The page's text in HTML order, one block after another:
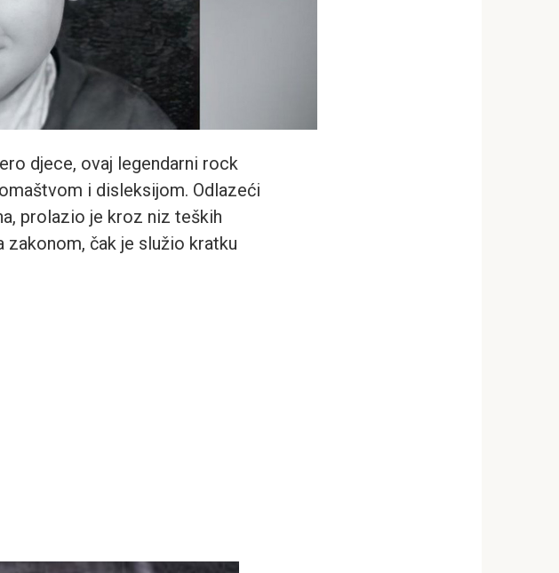
djece, ovaj legendarni rock
i disleksijom. Odlazeći
prolazio je kroz niz teških
čak je služio kratku